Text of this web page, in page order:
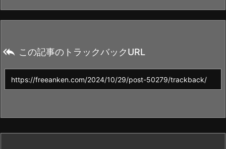
 この記事のトラックバックURL